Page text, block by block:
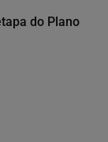
do Plano